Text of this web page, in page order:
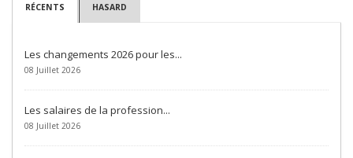
RÉCENTS HASARD
Les changements 2026 pour les...
08 Juillet 2026
Les salaires de la profession...
08 Juillet 2026